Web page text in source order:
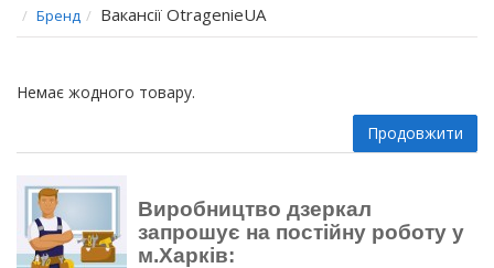
Бренд Вакансії OtragenieUA
Немає жодного товару.
Продовжити
Виробництво дзеркал
запрошує на постійну роботу у
м.Харків: